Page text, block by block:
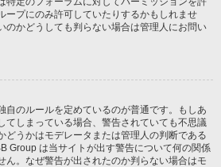
ープにのみ許可していたりするかもしれませ
のかどうしても判らない場合は管理人にお問い
自のルールを定めているのが普通です。もしあ
てしまっている場合、警告されていても不思議
どうかはモデレータまたは管理人の判断である
Group は当サイトが出す警告について何の関係
ん。なぜ警告が出されたのか判らない場合はモ